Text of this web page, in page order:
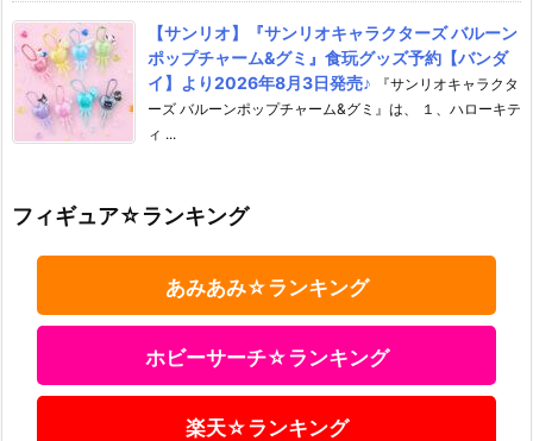
【サンリオ】『サンリオキャラクターズ バルーン
ポップチャーム&グミ』食玩グッズ予約【バンダ
イ】より2026年8月3日発売♪
『サンリオキャラクタ
ーズ バルーンポップチャーム&グミ』は、 １、ハローキテ
ィ ...
フィギュア☆ランキング
あみあみ☆ランキング
ホビーサーチ☆ランキング
楽天☆ランキング